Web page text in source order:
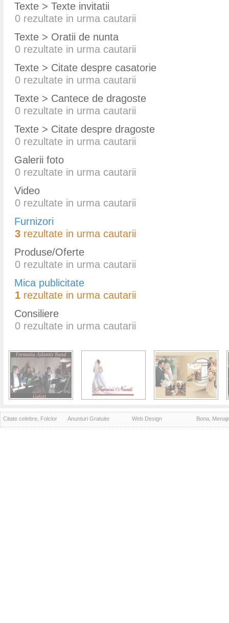
Texte > Texte invitatii
0 rezultate in urma cautarii
Texte > Oratii de nunta
0 rezultate in urma cautarii
Texte > Citate despre casatorie
0 rezultate in urma cautarii
Texte > Cantece de dragoste
0 rezultate in urma cautarii
Texte > Citate despre dragoste
0 rezultate in urma cautarii
Galerii foto
0 rezultate in urma cautarii
Video
0 rezultate in urma cautarii
Furnizori
3 rezultate in urma cautarii
Produse/Oferte
0 rezultate in urma cautarii
Mica publicitate
1 rezultate in urma cautarii
Consiliere
0 rezultate in urma cautarii
Citate celebre, Folclor Anunturi Gratuite Web Design Bona,